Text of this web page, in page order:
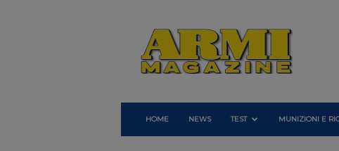
Armi
Magazine
HOME NEWS TEST MUNIZIONI E